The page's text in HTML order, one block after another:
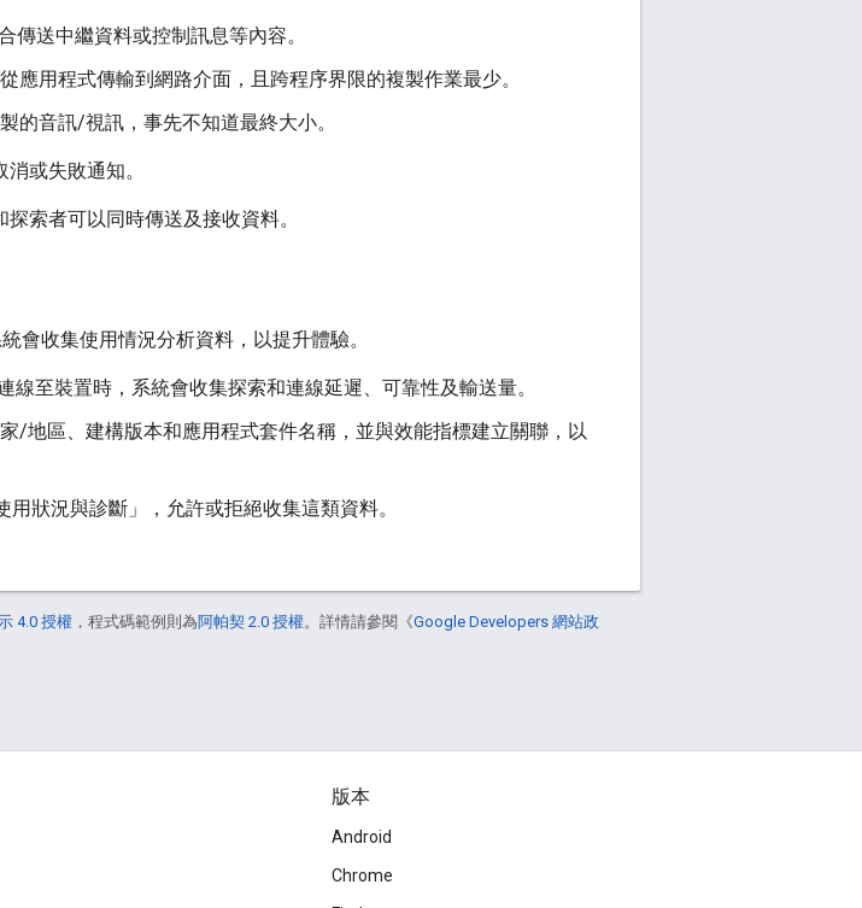
傳送中繼資料或控制訊息等內容。
應用程式傳輸到網路介面，且跨程序界限的複製作業最少。
的音訊/視訊，事先不知道最終大小。
或失敗通知。
索者可以同時傳送及接收資料。
會收集使用情況分析資料，以提升體驗。
線至裝置時，系統會收集探索和連線延遲、可靠性及輸送量。
/地區、建構版本和應用程式套件名稱，並與效能指標建立關聯，以
狀況與診斷」，允許或拒絕收集這類資料。
4.0 授權 ，程式碼範例則為阿帕契 2.0 授權。詳情請參閱《Google Developers 網站政
版本
Android
Chrome